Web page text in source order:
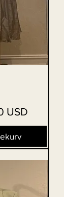
USD